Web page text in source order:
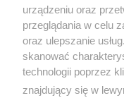
urządzeniu oraz
przeglądania w celu
oraz ulepszanie
skanować
technologii poprzez
znajdujący się w